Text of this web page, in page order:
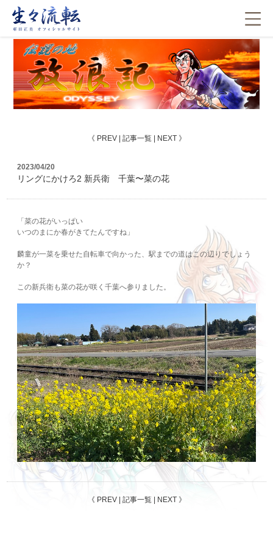
《 PREV| 記事一覧| NEXT》
2023/04/20
リングにかけろ2 新兵衛 千葉〜菜の花
「菜の花がいっぱい
いつのまにか春がきてたんですね」
麟童が一菜を乗せた自転車で向かった、駅までの道はこの辺りでしょう
か？
この新兵衛も菜の花が咲く千葉へ参りました。
《 PREV| 記事一覧| NEXT》